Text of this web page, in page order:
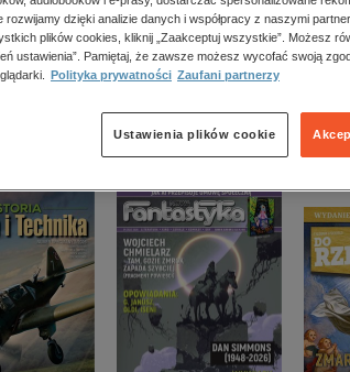
psychologiczne
inne
popularno-naukowe
historia
zdrowie
religie
Sto lat nowoczesnego literaturoznawstwa polskiego” nie
rozwijamy dzięki analizie danych i współpracy z naszymi
plików cookies, kliknij „Zaakceptuj wszystkie”. Możesz
ustawienia”. Pamiętaj, że zawsze możesz wycofać swoją
Polityka prywatności Zaufani partnerzy
Ustawienia plików cookie